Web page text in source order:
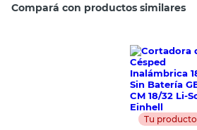
Compará con productos similares
Tu producto